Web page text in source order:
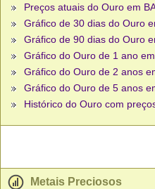
Preços atuais do Ouro em
Gráfico de 30 dias do Ouro
Gráfico de 90 dias do Ouro
Gráfico do Ouro de 1 ano
Gráfico do Ouro de 2 anos
Gráfico do Ouro de 5 anos
Histórico do Ouro com
Metais Preciosos